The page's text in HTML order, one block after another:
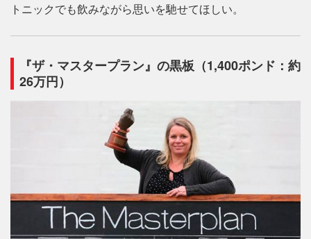
トニックでも飲みながら思いを馳せてほしい。
『ザ・マスタープラン』の黒板（1,400ポンド：約
26万円）